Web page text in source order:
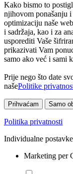
Kako bismo to
njihovom ponašanju
optimizaciju naše
i sadržaja, kao i za
usporediti Vaše
prikazivati Vam
samo ako već i sami
Prije nego što date
našePolitike
Prihvaćam Samo
Politika privatnosti
Individualne
Marketing per